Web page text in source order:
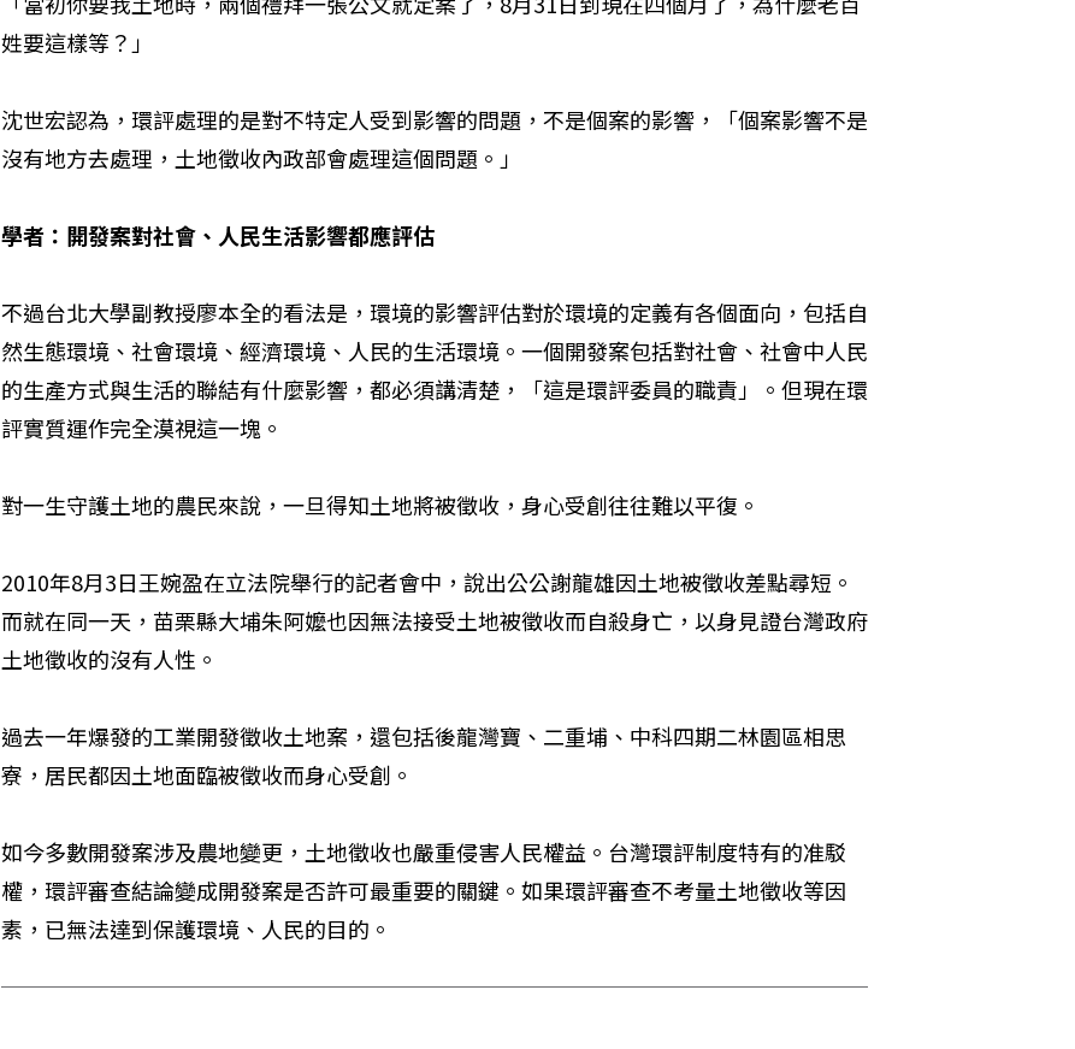
姓要這樣等？」
沈世宏認為，環評處理的是對不特定人受到影響的問題，不是個案的影響，「個案影響不是
沒有地方去處理，土地徵收內政部會處理這個問題。」
學者：開發案對社會、人民生活影響都應評估
不過台北大學副教授廖本全的看法是，環境的影響評估對於環境的定義有各個面向，包括自
然生態環境、社會環境、經濟環境、人民的生活環境。一個開發案包括對社會、社會中人民
的生產方式與生活的聯結有什麼影響，都必須講清楚，「這是環評委員的職責」。但現在環
評實質運作完全漠視這一塊。
對一生守護土地的農民來說，一旦得知土地將被徵收，身心受創往往難以平復。
2010年8月3日王婉盈在立法院舉行的記者會中，說出公公謝龍雄因土地被徵收差點尋短。
而就在同一天，苗栗縣大埔朱阿嬤也因無法接受土地被徵收而自殺身亡，以身見證台灣政府
土地徵收的沒有人性。
過去一年爆發的工業開發徵收土地案，還包括後龍灣寶、二重埔、中科四期二林園區相思
寮，居民都因土地面臨被徵收而身心受創。
如今多數開發案涉及農地變更，土地徵收也嚴重侵害人民權益。台灣環評制度特有的准駁
權，環評審查結論變成開發案是否許可最重要的關鍵。如果環評審查不考量土地徵收等因
素，已無法達到保護環境、人民的目的。